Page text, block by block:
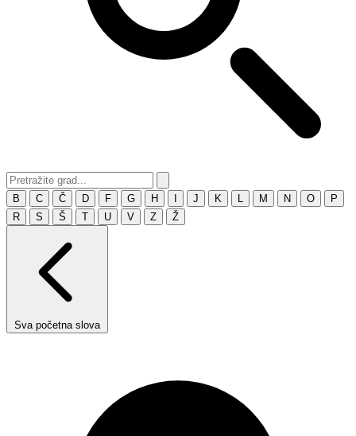
B C Č D F G H J K M N O
P
R
S Š T U V Z Ž
Sva početna slova